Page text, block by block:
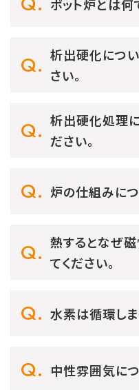
ポット炉とは何
析出硬化につ
さい。
析出硬化処理
ださい。
炉の仕組みにつ
熱するとなぜ
てください。
水素は循環し
中性雰囲気に